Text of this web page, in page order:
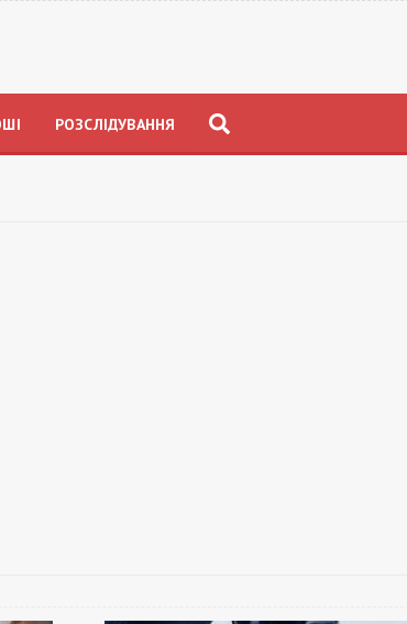
РОЗСЛІДУВАННЯ